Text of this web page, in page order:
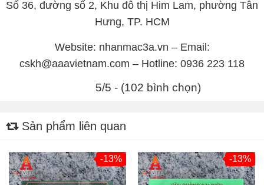
Số 36, đường số 2, Khu đô thị Him Lam, phường Tân
Hưng, TP. HCM
Website: nhanmac3a.vn – Email:
cskh@aaavietnam.com – Hotline: 0936 223 118
5/5 - (102 bình chọn)
Sản phẩm liên quan
-13% -13%